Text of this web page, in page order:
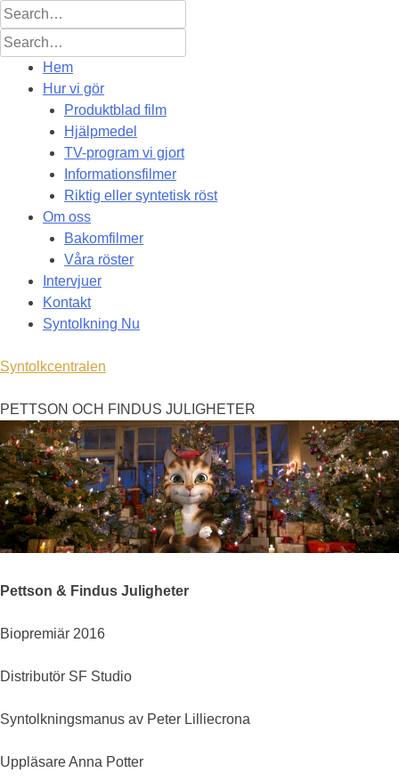
Skip
to
content
Hem
Hur vi gör
Produktblad film
Hjälpmedel
TV-program vi gjort
Informationsfilmer
Riktig eller syntetisk röst
Om oss
Bakomfilmer
Våra röster
Intervjuer
Kontakt
Syntolkning Nu
Syntolkcentralen
PETTSON OCH FINDUS JULIGHETER
Pettson & Findus Juligheter
Biopremiär 2016
Distributör SF Studio
Syntolkningsmanus av Peter Lilliecrona
Uppläsare Anna Potter